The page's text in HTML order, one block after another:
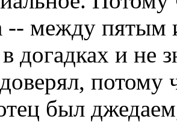
-- между
в догадках и не
потому
был